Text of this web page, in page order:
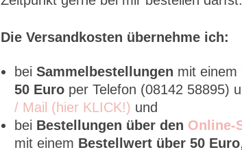
Die Versandkosten übernehme ich:
bei Sammelbestellungen mit einem
50 Euro per Telefon (08142 58895)
/ Mail (hier KLICK!) und
bei Bestellungen über den Online-
mit einem Bestellwert über 50 Euro